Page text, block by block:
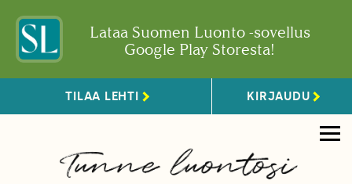
Lataa Suomen Luonto -sovellus
Google Play Storesta!
TILAA LEHTI KIRJAUDU